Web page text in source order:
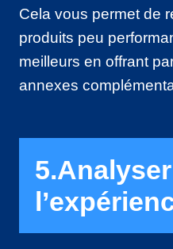
Cela vous permet de
produits peu
meilleurs en offrant
annexes
5.Analyser